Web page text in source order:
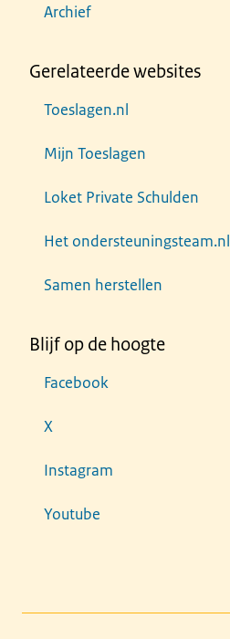
Archief
Gerelateerde websites
Toeslagen.nl
Mijn Toeslagen
Loket Private Schulden
Het ondersteuningsteam.nl
Samen herstellen
Blijf op de hoogte
Facebook
X
Instagram
Youtube